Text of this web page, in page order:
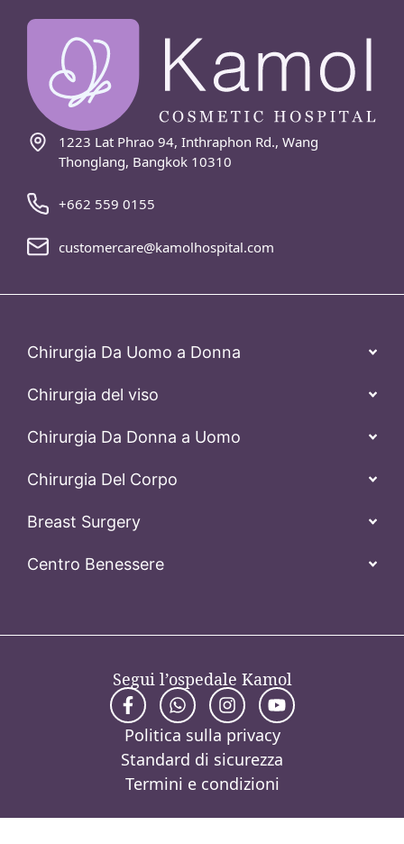
1223 Lat Phrao 94, Inthraphon Rd., Wang
Thonglang, Bangkok 10310
+662 559 0155
customercare@kamolhospital.com
Chirurgia Da Uomo a Donna
Chirurgia del viso
Chirurgia Da Donna a Uomo
Chirurgia Del Corpo
Breast Surgery
Centro Benessere
Segui l’ospedale Kamol
Politica sulla privacy
Standard di sicurezza
Termini e condizioni